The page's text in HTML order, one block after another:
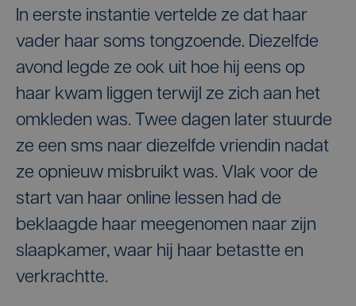
In eerste instantie vertelde ze dat haar
vader haar soms tongzoende. Diezelfde
avond legde ze ook uit hoe hij eens op
haar kwam liggen terwijl ze zich aan het
omkleden was. Twee dagen later stuurde
ze een sms naar diezelfde vriendin nadat
ze opnieuw misbruikt was. Vlak voor de
start van haar online lessen had de
beklaagde haar meegenomen naar zijn
slaapkamer, waar hij haar betastte en
verkrachtte.